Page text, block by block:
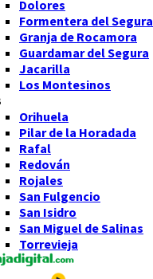
Dolores
Formentera del Segura
Granja de Rocamora
Guardamar del Segura
Jacarilla
Los Montesinos
Orihuela
Pilar de la Horadada
Rafal
Redován
Rojales
San Fulgencio
San Isidro
San Miguel de Salinas
Torrevieja